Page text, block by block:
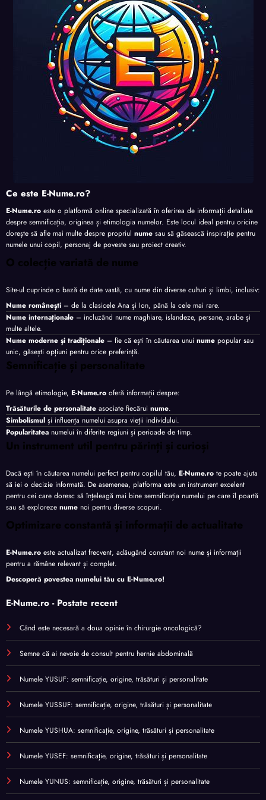
nalita
te
nalita
te
Ce este E-Nume.ro?
E-Nume.ro este o platformă online specializată în oferirea de informații detaliate
despre semnificația, originea și etimologia numelor. Este locul ideal pentru oricine
dorește să afle mai multe despre propriul nume sau să găsească inspirație pentru
numele unui copil, personaj de poveste sau proiect creativ.
O colecție variată de nume
Site-ul cuprinde o bază de date vastă, cu nume din diverse culturi și limbi, inclusiv:
Nume românești – de la clasicele Ana și Ion, până la cele mai rare.
Nume internaționale – incluzând nume maghiare, islandeze, persane, arabe și
multe altele.
Nume moderne și tradiționale – fie că ești în căutarea unui nume popular sau
unic, găsești opțiuni pentru orice preferință.
Semnificație și personalitate
Pe lângă etimologie, E-Nume.ro oferă informații despre:
Trăsăturile de personalitate asociate fiecărui nume.
Simbolismul și influența numelui asupra vieții individului.
Popularitatea numelui în diferite regiuni și perioade de timp.
Un instrument util pentru părinți și curioși
Dacă ești în căutarea numelui perfect pentru copilul tău, E-Nume.ro te poate ajuta
să iei o decizie informată. De asemenea, platforma este un instrument excelent
pentru cei care doresc să înțeleagă mai bine semnificația numelui pe care îl poartă
sau să exploreze nume noi pentru diverse scopuri.
Optimizare constantă și informații de actualitate
E-Nume.ro este actualizat frecvent, adăugând constant noi nume și informații
pentru a rămâne relevant și complet.
Descoperă povestea numelui tău cu E-Nume.ro!
E-Nume.ro - Postate recent
Când este necesară a doua opinie în chirurgie oncologică?
Semne că ai nevoie de consult pentru hernie abdominală
Numele YUSUF: semnificație, origine, trăsături și personalitate
Numele YUSSUF: semnificație, origine, trăsături și personalitate
Numele YUSHUA: semnificație, origine, trăsături și personalitate
Numele YUSEF: semnificație, origine, trăsături și personalitate
Numele YUNUS: semnificație, origine, trăsături și personalitate